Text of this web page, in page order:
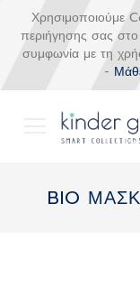
Χρησιμοποιούμε
περιήγησης σας στο
συμφωνία με τη
-
περιεχόμενο
BIO